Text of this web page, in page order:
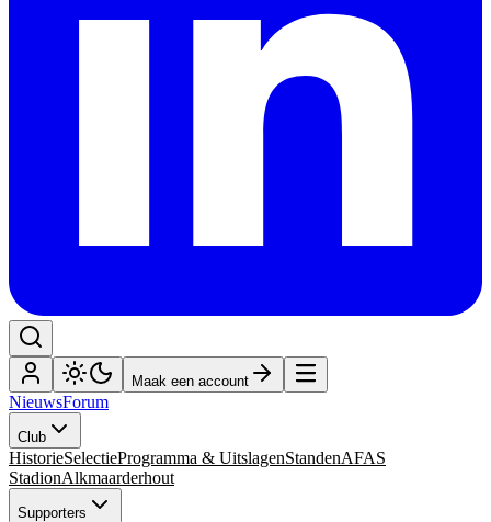
Maak een account
NieuwsForum
Club
HistorieSelectieProgramma & UitslagenStandenAFAS
StadionAlkmaarderhout
Supporters